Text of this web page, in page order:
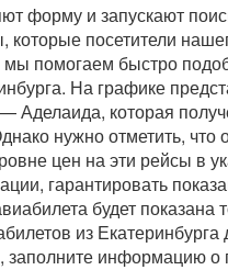
форму и запускают
посетители
помогаем быстро
На графике
Аделаида, которая
нужно отметить, что
цен на эти рейсы в
гарантировать
будет показана
из
заполните информацию